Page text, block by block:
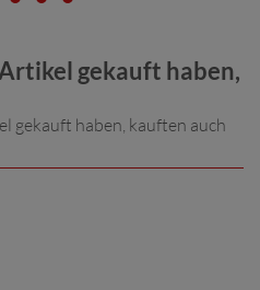
gekauft haben,
gekauft haben, kauften auch